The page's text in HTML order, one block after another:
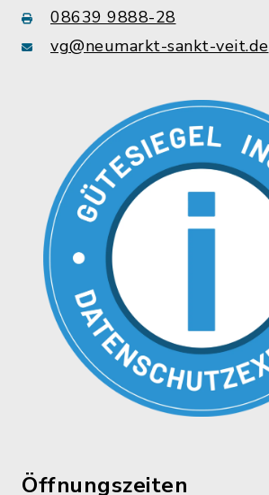
08639 9888-28
vg@neumarkt-sankt-veit.de
Öffnungszeiten